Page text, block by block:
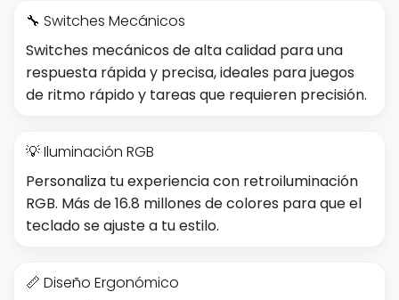
🔧 Switches Mecánicos
Switches mecánicos de alta calidad para una
respuesta rápida y precisa, ideales para juegos
de ritmo rápido y tareas que requieren precisión.
💡 Iluminación RGB
Personaliza tu experiencia con retroiluminación
RGB. Más de 16.8 millones de colores para que el
teclado se ajuste a tu estilo.
📏 Diseño Ergonómico